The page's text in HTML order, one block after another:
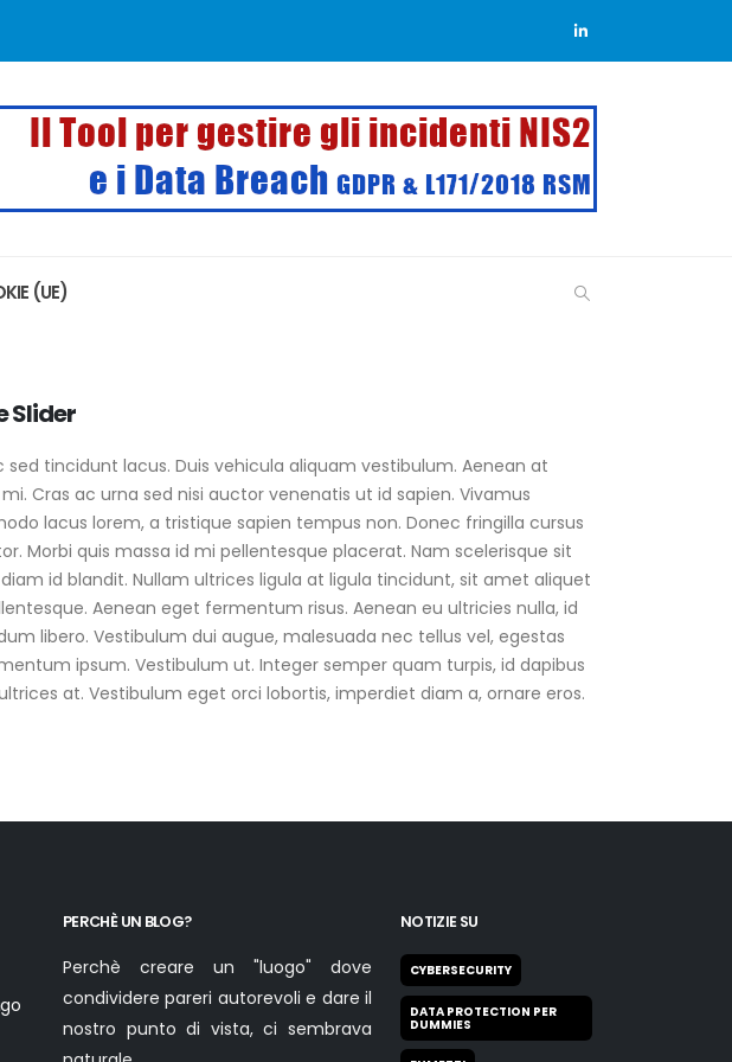
(UE)
Slider
sed tincidunt lacus. Duis vehicula aliquam vestibulum. Aenean at
Cras ac urna sed nisi auctor venenatis ut id sapien. Vivamus
lacus lorem, a tristique sapien tempus non. Donec fringilla cursus
Morbi quis massa id mi pellentesque placerat. Nam scelerisque sit
id blandit. Nullam ultrices ligula at ligula tincidunt, sit amet aliquet
Aenean eget fermentum risus. Aenean eu ultricies nulla, id
libero. Vestibulum dui augue, malesuada nec tellus vel, egestas
ipsum. Vestibulum ut. Integer semper quam turpis, id dapibus
at. Vestibulum eget orci lobortis, imperdiet diam a, ornare eros.
PERCHÈ UN BLOG?
Perchè creare un "luogo" dove
condividere pareri autorevoli e dare il
nostro punto di vista, ci sembrava
NOTIZIE SU
CYBERSECURITY
DATA PROTECTION PER
DUMMIES